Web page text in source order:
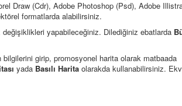
Draw (Cdr), Adobe Photoshop (Psd), Adobe
formatlarda alabilirsiniz.
yapabileceğiniz. Dilediğiniz ebatlarda
bilgilerini girip, promosyonel harita olarak matbaada
yadaBasılı Haritaolarakda kullanabilirsiniz.